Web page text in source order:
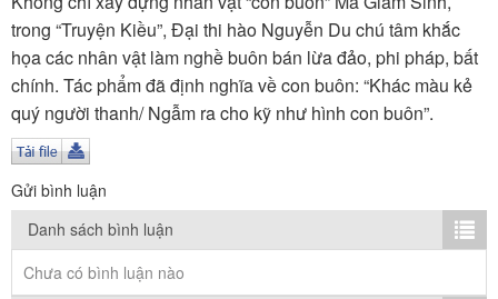
Sân khấu
Thiếu nhi
Kết nối VOV6
TÌM KIẾM
Vận hành bởi QI Corp
trong “Truyện Kiều”, Đại thi hào Nguyễn Du chú tâm khắc
họa các nhân vật làm nghề buôn bán lừa đảo, phi pháp, bất
chính. Tác phẩm đã định nghĩa về con buôn: “Khác màu kẻ
quý người thanh/ Ngẫm ra cho kỹ như hình con buôn”.
Gửi bình luận
Danh sách bình luận
Chưa có bình luận nào